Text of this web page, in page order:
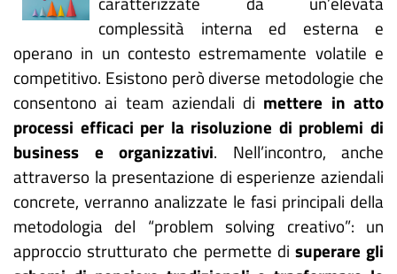
complessità interna ed esterna e
operano in un contesto estremamente volatile e
competitivo. Esistono però diverse metodologie che
consentono ai team aziendali di mettere in atto
processi efficaci per la risoluzione di problemi di
business e organizzativi. Nell’incontro, anche
attraverso la presentazione di esperienze aziendali
concrete, verranno analizzate le fasi principali della
metodologia del “problem solving creativo”: un
approccio strutturato che permette di superare gli